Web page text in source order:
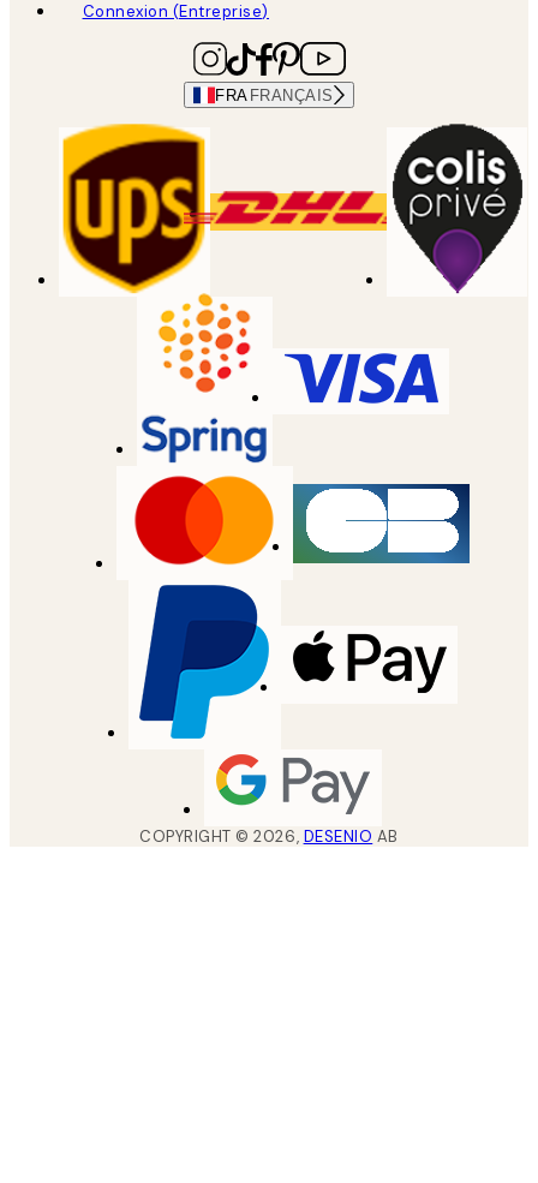
Connexion (Entreprise)
FRA FRANÇAIS
COPYRIGHT ©2026, DESENIO AB